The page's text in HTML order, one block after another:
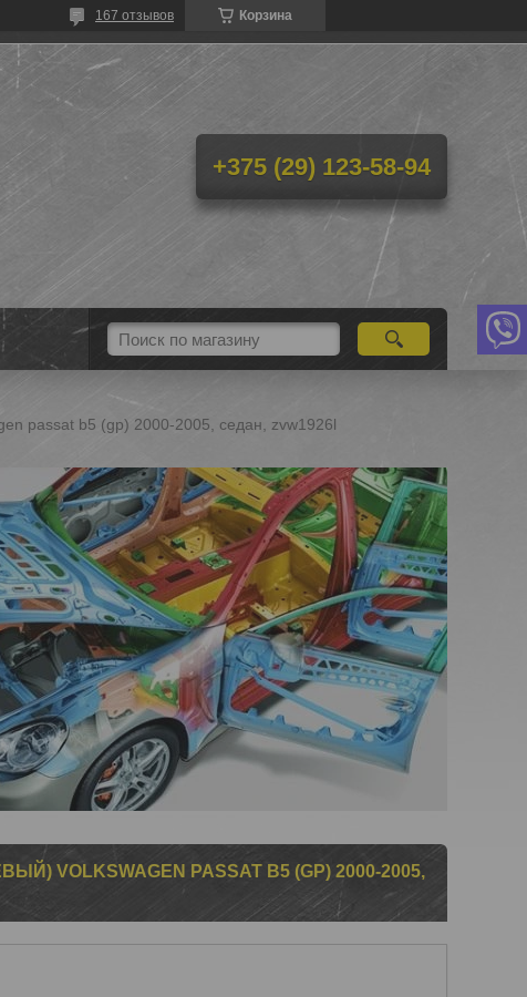
Корзина
167 отзывов
+375 (29) 123-58-94
passat b5 (gp) 2000-2005, седан, zvw1926l
VOLKSWAGEN PASSAT B5 (GP) 2000-2005,